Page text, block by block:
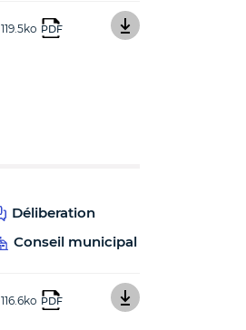
119.5ko PDF
Déliberation
Conseil municipal
116.6ko PDF